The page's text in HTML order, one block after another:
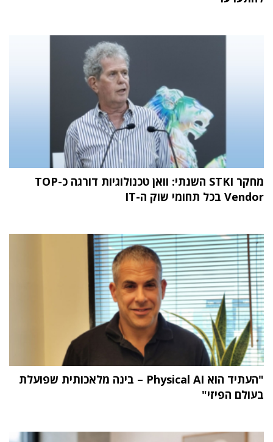
מחקר STKI השנתי: וואן טכנולוגיות דורגה כ-TOP
Vendor בכל תחומי שוק ה-IT
"העתיד הוא Physical AI – בינה מלאכותית שפועלת
בעולם הפיזי"